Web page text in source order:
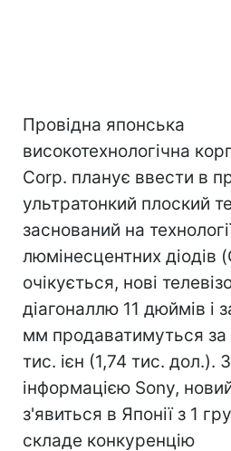
Провідна японська
високотехнологічна
Corp. планує ввести в
ультратонкий плоский
заснований на
люмінесцентних діодів
очікується, нові
діагоналлю 11 дюймів і
мм продаватимуться за
тис. ієн (1,74 тис. дол.).
інформацією Sony,
з'явиться в Японії з 1
складе конкуренцію